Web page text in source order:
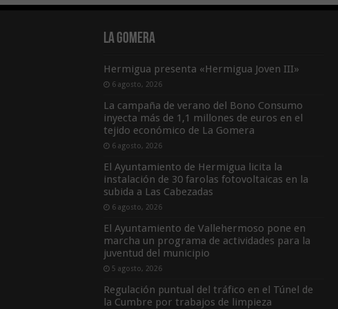
La Gomera
Hermigua presenta «Hermigua Joven III»
6 agosto, 2026
La campaña de verano del Bono Consumo
inyecta más de 1,1 millones de euros en el
tejido económico de La Gomera
6 agosto, 2026
El Ayuntamiento de Hermigua licita la
instalación de 30 farolas fotovoltaicas en la
subida a Las Cabezadas
6 agosto, 2026
El Ayuntamiento de Vallehermoso pone en
marcha un programa de actividades para la
juventud del municipio
5 agosto, 2026
Regulación puntual del tráfico en el Túnel de
la Cumbre por trabajos de limpieza